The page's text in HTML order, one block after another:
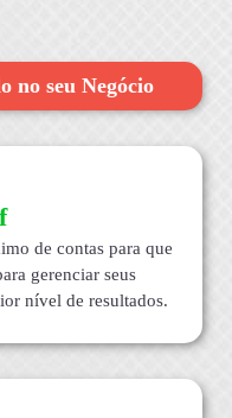
no seu Negócio
de contas para que
gerenciar seus
nível de resultados.